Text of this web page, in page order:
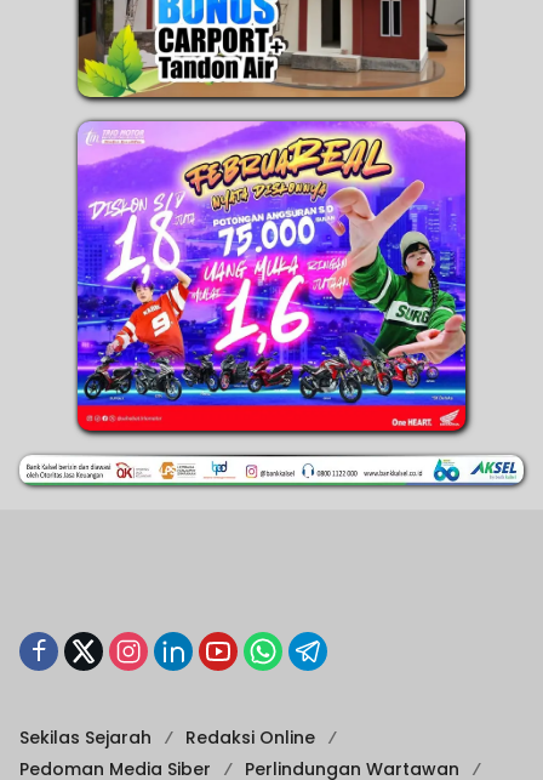
Sekilas Sejarah
Redaksi Online
Pedoman Media Siber
Perlindungan Wartawan